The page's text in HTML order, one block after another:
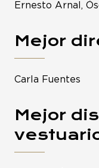
Ernesto Arnal,
Mejor
Carla Fuentes
Mejor